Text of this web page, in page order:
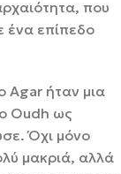
που
ένα επίπεδο
Agar ήταν μια
Oudh ως
Όχι μόνο
μακριά, αλλά